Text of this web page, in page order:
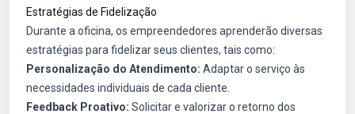
Estratégias de Fidelização
Durante a oficina, os empreendedores aprenderão diversas
estratégias para fidelizar seus clientes, tais como:
Personalização do Atendimento: Adaptar o serviço às
necessidades individuais de cada cliente.
Feedback Proativo: Solicitar e valorizar o retorno dos